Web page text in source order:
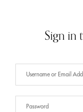
Sign in